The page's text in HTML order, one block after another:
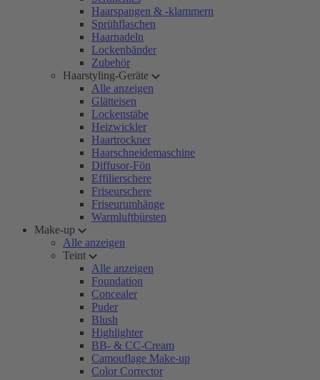
Haarspangen & -klammern
Sprühflaschen
Haarnadeln
Lockenbänder
Zubehör
Haarstyling-Geräte
Alle anzeigen
Glätteisen
Lockenstäbe
Heizwickler
Haartrockner
Haarschneidemaschine
Diffusor-Fön
Effilierschere
Friseurschere
Friseurumhänge
Warmluftbürsten
Make-up
Alle anzeigen
Teint
Alle anzeigen
Foundation
Concealer
Puder
Blush
Highlighter
BB- & CC-Cream
Camouflage Make-up
Color Corrector